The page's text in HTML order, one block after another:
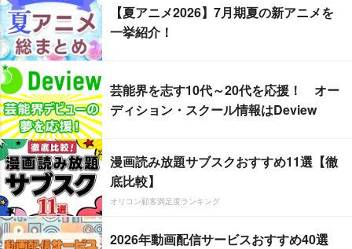
【夏アニメ2026】7月期夏の新アニメを
一挙紹介！
芸能界を志す10代～20代を応援！ オー
ディション・スクール情報はDeview
漫画読み放題サブスクおすすめ11選【徹
底比較】
オリコン顧客満足度ランキング
2026年動画配信サービスおすすめ40選